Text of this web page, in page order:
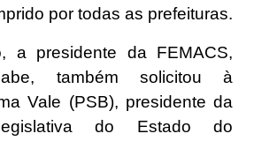
por todas as prefeituras.
a presidente da FEMACS,
também solicitou à
Vale (PSB), presidente da
do Estado do